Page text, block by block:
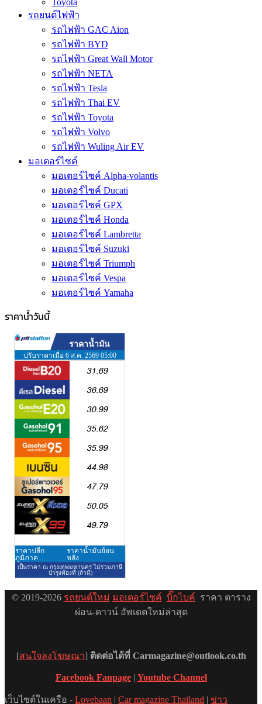
รถยนต์ไฟฟ้า
รถไฟฟ้า GAC Aion
รถไฟฟ้า BYD
รถไฟฟ้า Great Wall Motor
รถไฟฟ้า NETA
รถไฟฟ้า Tesla
รถไฟฟ้า Thai EV
รถไฟฟ้า Toyota
รถไฟฟ้า Volvo
รถไฟฟ้า Wuling Air EV
มอเตอร์ไซค์
มอเตอร์ไซค์ Alpha-volantis
มอเตอร์ไซค์ Ducati
มอเตอร์ไซค์ GPX
มอเตอร์ไซค์ Honda
มอเตอร์ไซค์ Lambretta
มอเตอร์ไซค์ Suzuki
มอเตอร์ไซค์ Triumph
มอเตอร์ไซค์ Vespa
มอเตอร์ไซค์ Yamaha
ราคาน้ำวันนี้
© 2019-2026 รถยนต์ใหม่ มอเตอร์ไซค์ บิ๊กไบค์ ราคา ตาราง
ผ่อน-ดาวน์ อัพเดตใหม่ล่าสุด
[สนใจลงโฆษณา] ติดต่อได้ที่ Carmagazine@outlook.co.th
Facebook Fanpage| Youtube Channel
เว็บไซต์ในเครือ - Lovebaan | Car magazine Thailand | ข่าว